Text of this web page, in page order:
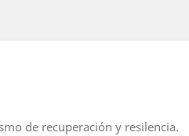
de recuperación y resilencia.